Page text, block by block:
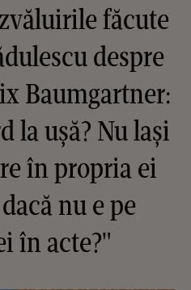
făcute
despre
Baumgartner:
la ușă? Nu lași
în propria ei
nu e pe
în acte?"